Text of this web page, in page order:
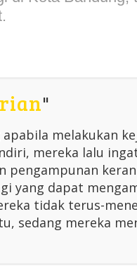
"
melakukan
mereka lalu
pengampunan
yang dapat
tidak terus-
sedang mereka